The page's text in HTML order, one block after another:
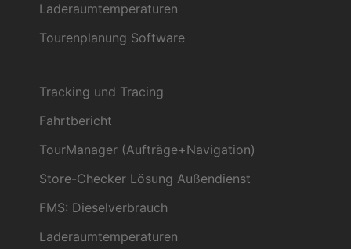
Laderaumtemperaturen
Tourenplanung Software
Tracking und Tracing
Fahrtbericht
TourManager (Aufträge+Navigation)
Store-Checker Lösung Außendienst
FMS: Dieselverbrauch
Laderaumtemperaturen